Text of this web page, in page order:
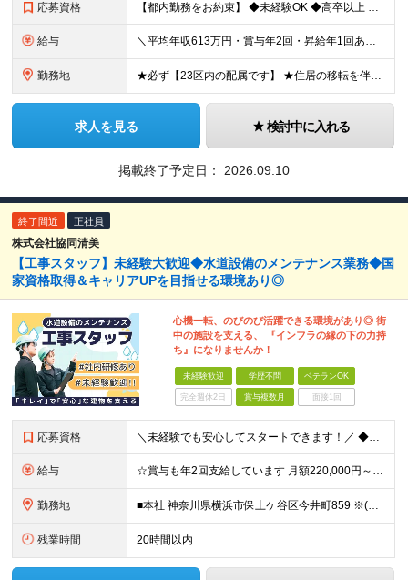
応募資格 【都内勤務をお約束】 ◆未経験OK ◆高卒以上 ＼こんな方はぜひご応募ください／ ◆23区内での配属で、東京で腰を据えて働きたい ◆未経験でも安心できるフォロー体制がほしい ◆家族手当や年2回の賞与
給与 ＼平均年収613万円・賞与年2回・昇給年1回あり／ 月給31万5,000円～41万4,000円＋賞与年2回 【月給に加えた各種手当も充実！】 ■交通費支給（月10万円まで） ■家族手当（詳細待遇欄参
勤務地 ★必ず【23区内の配属です】 ★住居の移転を伴う転勤なし ★通勤2時間以上は社宅OK※要相談 ＜警備する場所の一例＞ ・衆議院議員会館（国会議事堂前） ・エビススバルビル（恵比寿） ・京王プラザホテ
求人を見る 検討中に入れる
掲載終了予定日： 2026.09.10
終了間近 正社員
株式会社協同清美
【工事スタッフ】未経験大歓迎◆水道設備のメンテナンス業務◆国
家資格取得＆キャリアUPを目指せる環境あり◎
心機一転、のびのび活躍できる環境があり◎ 街
中の施設を支える、 『インフラの縁の下の力持
ち』になりませんか！
未経験歓迎 学歴不問 ベテランOK
完全週休2日 賞与複数月 面接1回
応募資格 ＼未経験でも安心してスタートできます！／ ◆学歴不問 ◆未経験OK ◆第二新卒 「安定した環境で働きたい」「手に職をつけたい」 そんな想いがあれば、経験や知識は問いません。 《こんな方にピッタリ》
給与 ☆賞与も年2回支給しています 月額220,000円～＋賞与年2回 ※経験・年齢を考慮の上決定します ※残業代は別途全額支給します ※3ヶ月の試用期間あり ┗期間中の給与・雇用形態・その他の待遇は
勤務地 ■本社 神奈川県横浜市保土ケ谷区今井町859 ※(変更の範囲)上記を除く当社関連勤務地
残業時間 20時間以内